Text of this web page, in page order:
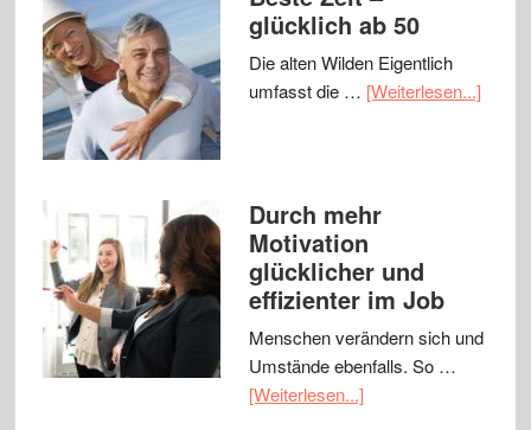
glücklich ab 50
Die alten Wilden Eigentlich
umfasst die … [Weiterlesen...]
Durch mehr
Motivation
glücklicher und
effizienter im Job
Menschen verändern sich und
Umstände ebenfalls. So …
[Weiterlesen...]